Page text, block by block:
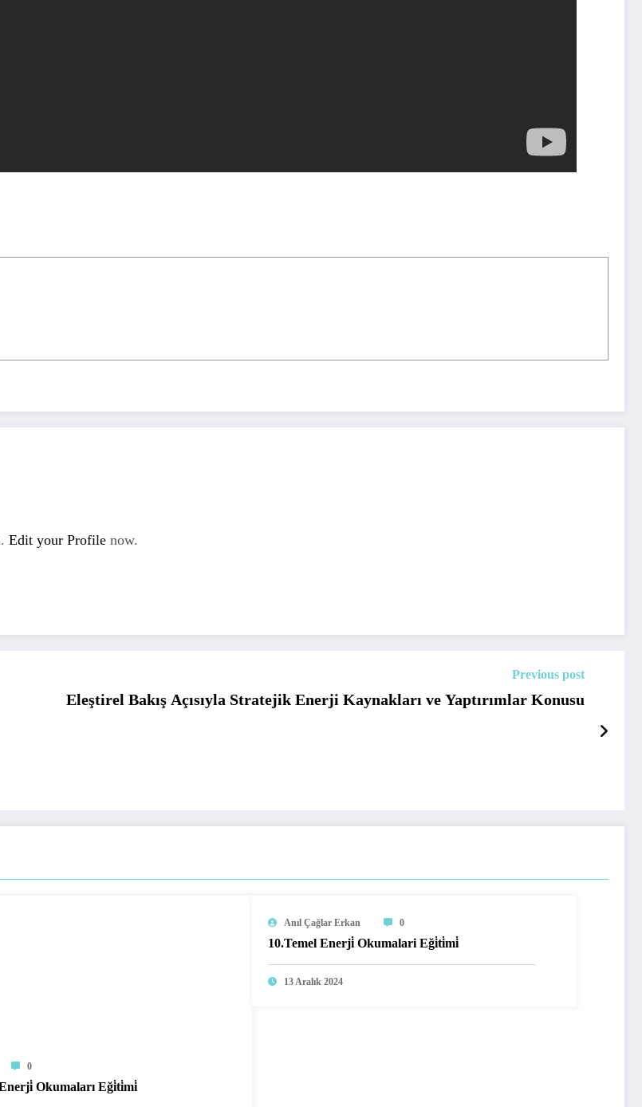
Edit your Profile now.
Previous post
Eleştirel Bakış Açısıyla Stratejik Enerji Kaynakları ve Yaptırımlar Konusu
0
Okumaları Eği̇ti̇mi̇
Anıl Çağlar Erkan 0
10.Temel Enerji̇ Okumalari Eği̇ti̇mi̇
13 Aralık 2024